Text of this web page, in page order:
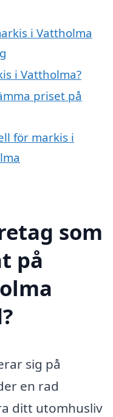
i Vattholma
i Vattholma?
priset på
för markis i
som
på
sig på
en rad
ditt utomhusliv